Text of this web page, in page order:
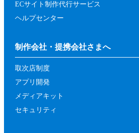
ECサイト制作代行サービス
ヘルプセンター
制作会社・提携会社さまへ
取次店制度
アプリ開発
メディアキット
セキュリティ